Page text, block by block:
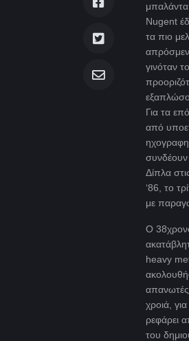
μπαλάντα
Nugent
τα πιο
γινόταν
Για τα
από
συνδέουν
Δίπλα
‘86, το
με
Ο
heavy
απανωτές
χροιά,
ρεφάρει
του